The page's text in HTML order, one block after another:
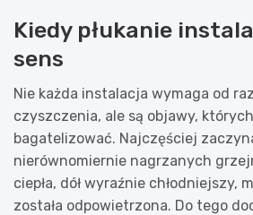
Kiedy płukanie
sens
Nie każda instalacja wymaga od
czyszczenia, ale są objawy,
bagatelizować. Najczęściej
nierównomiernie nagrzanych
ciepła, dół wyraźnie chłodniejszy,
została odpowietrzona. Do tego